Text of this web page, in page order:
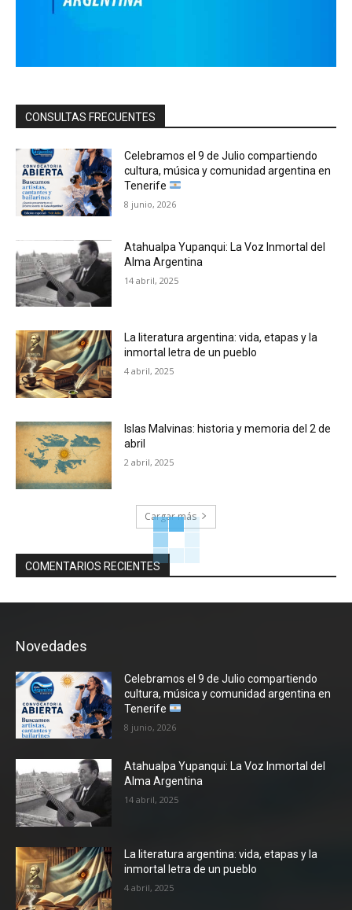
CONSULTAS FRECUENTES
Celebramos el 9 de Julio compartiendo
cultura, música y comunidad argentina en
Tenerife
8 junio, 2026
Atahualpa Yupanqui: La Voz Inmortal del
Alma Argentina
14 abril, 2025
La literatura argentina: vida, etapas y la
inmortal letra de un pueblo
4 abril, 2025
Islas Malvinas: historia y memoria del 2 de
abril
2 abril, 2025
Cargar más
COMENTARIOS RECIENTES
Novedades
Celebramos el 9 de Julio compartiendo
cultura, música y comunidad argentina en
Tenerife
8 junio, 2026
Atahualpa Yupanqui: La Voz Inmortal del
Alma Argentina
14 abril, 2025
La literatura argentina: vida, etapas y la
inmortal letra de un pueblo
4 abril, 2025